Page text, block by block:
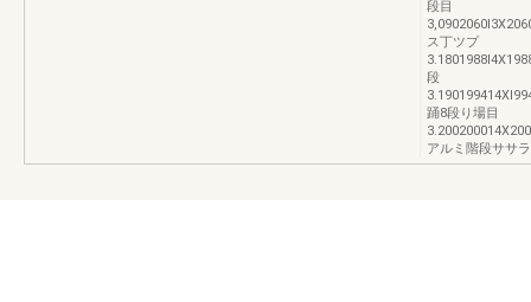
段目
ス丁ツプ
段
踊8段り場目
アルミ階段ササ